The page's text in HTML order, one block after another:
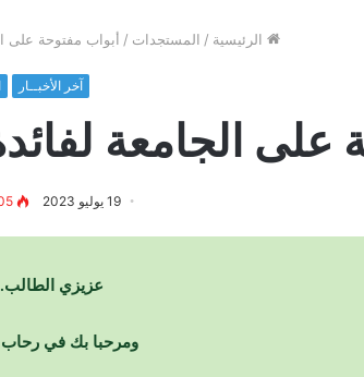
الرئيسية / المستجدات / أبواب مفتوحة على
آخر الأخبــار
الجامعة لفائدة
19 يوليو 2023
عزيزي
ومرحبا بك في رحاب